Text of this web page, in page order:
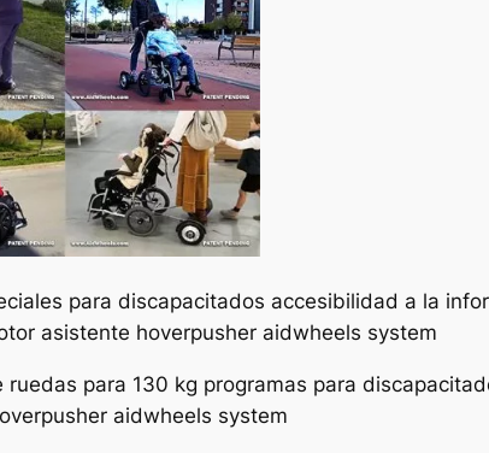
para discapacitados accesibilidad a la
asistente hoverpusher aidwheels system
para 130 kg programas para
aidwheels system